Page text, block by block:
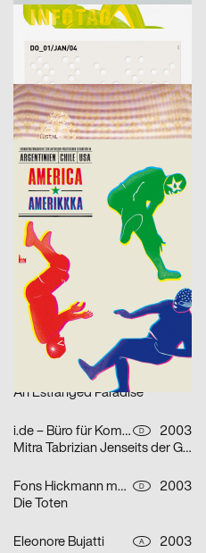
Infotag
designliga
2003
Veranstaltungsplakat Sylvester
Sascha Brossmann, Heike Grebin, Matthias Hübner, Johanna Leuner D
2003
Von Fall zu Fall: lust.nl
tarzanundjane
America, Amerikkka
cyan (Daniela Haufe + Detlef Fiedler)
2003
2003
olafur eliasson – the blind pavillon
büro diffus GmbH D
2003
Media-Space 03
An Estranged Paradise
i.de – Büro für Kommunikation D
2003
Mitra Tabrizian Jenseits der Grenzen
Fons Hickmann m23 D
2003
Die Toten
Eleonore Bujatti A
2003